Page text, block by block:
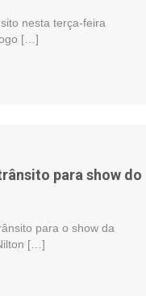
nesta terça-feira
[…]
para show do
para o show da
[…]